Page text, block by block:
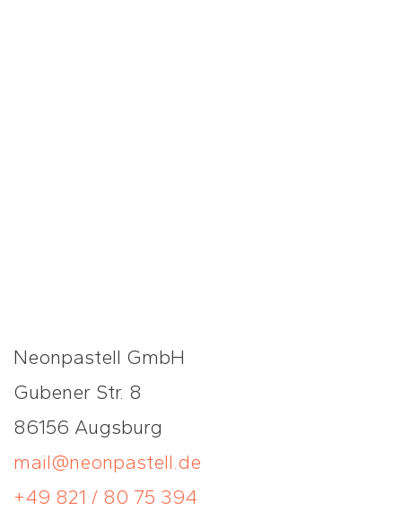
Neonpastell GmbH
Gubener Str. 8
86156 Augsburg
mail@neonpastell.de
+49 821 / 80 75 394